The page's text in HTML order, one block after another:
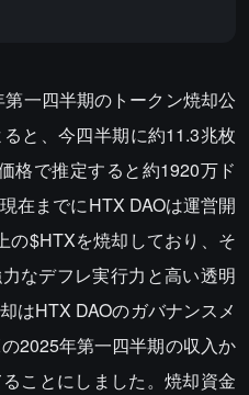
一四半期のトークン焼却公
と、今四半期に約11.3兆枚
格で推定すると約1920万ド
在までにHTX DAOは運営開
の$HTXを焼却しており、そ
なデフレ実行力と高い透明
はHTX DAOのガバナンスメ
2025年第一四半期の収入か
ことにしました。焼却資金